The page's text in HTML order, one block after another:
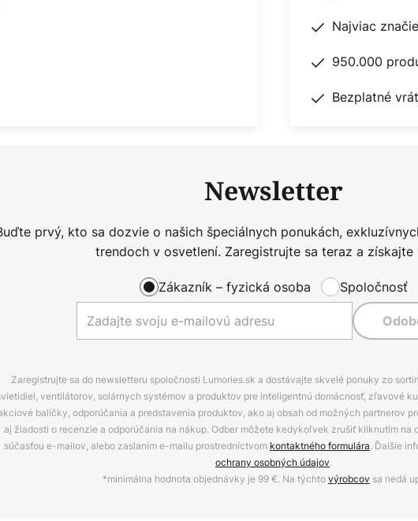
Najviac
950.000
Bezplatné
Newsletter
prvý, kto sa dozvie o našich špeciálnych ponukách,
trendoch v osvetlení. Zaregistrujte sa teraz a získajte
Zákazník – fyzická osoba Spoločnosť
Zaregistrujte sa do newsletteru spoločnosti Lumories.sk a dostávajte skvelé ponuky zo
ventilátorov, solárnych systémov a produktov pre inteligentnú domácnosť, zľavové
balíčky, odporúčania a predstavenia produktov, ako aj obsah od možných partnerov
aj žiadosti o recenzie a odporúčania na nákup. Odber môžete kedykoľvek zrušiť kliknutím na
súčasťou e-mailov, alebo zaslaním e-mailu prostredníctvom kontaktného formulára. Ďalšie
ochrany osobných údajov.
*minimálna hodnota objednávky je 99 €. Na týchtovýrobcov sa nedá